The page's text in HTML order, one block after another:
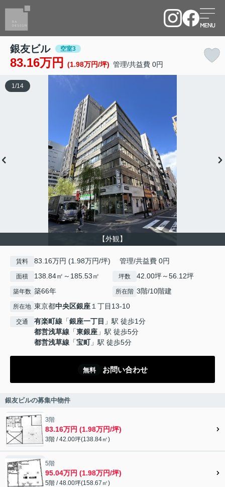
銀友ビル 空室3
83.16万円 (1.98万円/坪) 管理/共益費 0円
【外観】
1 /14
賃料 83.16万円 (1.98万円/坪) 管理/共益費 0円
面積 138.84㎡～185.53㎡ 坪数 42.00坪～56.12坪
築年数 築66年 所在階 3階/10階建
所在地 東京都中央区銀座 １丁目13-10
交通 有楽町線 「銀座一丁目 」駅 徒歩1分
都営浅草線 「東銀座 」駅 徒歩5分
都営浅草線 「宝町」駅 徒歩5分
無料 お問い合わせ
銀友ビルの募集中物件
3階
83.16万円 (1.98万円/坪)
3階 / 42.00坪(138.84㎡)
5階
95.04万円 (1.98万円/坪)
5階 / 48.00坪(158.67㎡)